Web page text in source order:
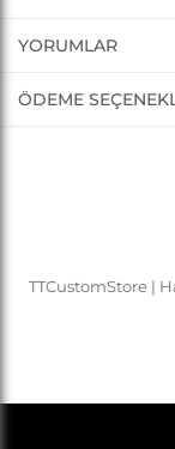
YORUMLAR
ÖDEME
TTCustomStore |